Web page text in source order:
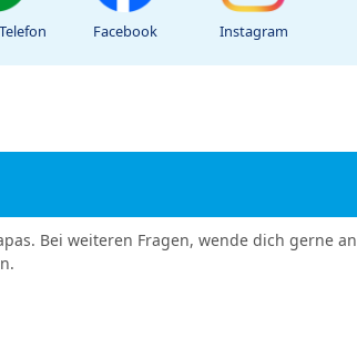
Facebook Instagram
Bei weiteren Fragen, wende dich gerne an